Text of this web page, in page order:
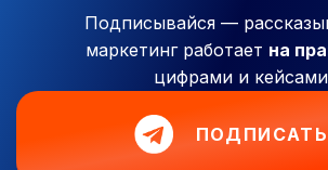
Подписывайся —
маркетинг работает на
цифрами и